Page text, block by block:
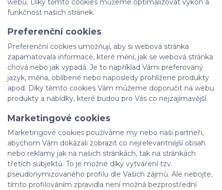
webu. Díky těmto cookies můžeme optimalizovat výkon a
funkčnost našich stránek.
Preferenční cookies
Preferenční cookies umožňují, aby si webová stránka
zapamatovala informace, které mění, jak se webová stránka
chová nebo jak vypadá. Je to například Vámi preferovaný
jazyk, měna, oblíbené nebo naposledy prohlížené produkty
apod. Díky těmto cookies Vám můžeme doporučit na webu
produkty a nabídky, které budou pro Vás co nejzajímavější.
Marketingové cookies
Marketingové cookies používáme my nebo naši partneři,
abychom Vám dokázali zobrazit co nejrelevantnější obsah
nebo reklamy jak na našich stránkách, tak na stránkách
třetích subjektů. To je možné díky vytváření tzv.
pseudonymizovaného profilu dle Vašich zájmů. Ale nebojte,
tímto profilováním zpravidla není možná bezprostřední